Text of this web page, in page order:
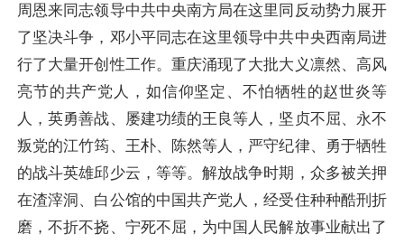
周恩来同志领导中共中央南方局在这里同反动势力展开
了坚决斗争，邓小平同志在这里领导中共中央西南局进
行了大量开创性工作。重庆涌现了大批大义凛然、高风
亮节的共产党人，如信仰坚定、不怕牺牲的赵世炎等
人，英勇善战、屡建功绩的王良等人，坚贞不屈、永不
叛党的江竹筠、王朴、陈然等人，严守纪律、勇于牺牲
的战斗英雄邱少云，等等。解放战争时期，众多被关押
在渣滓洞、白公馆的中国共产党人，经受住种种酷刑折
磨，不折不挠、宁死不屈，为中国人民解放事业献出了